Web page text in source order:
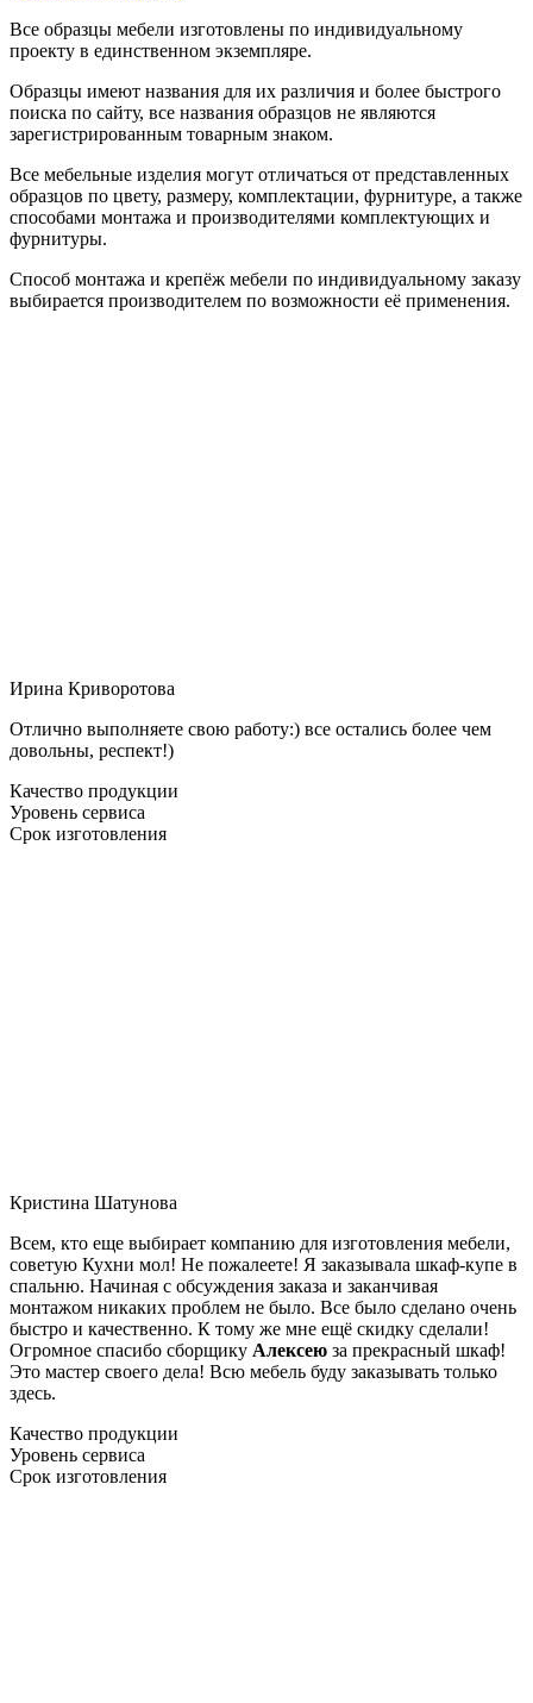
Все образцы мебели изготовлены по индивидуальному
проекту в единственном экземпляре.
Образцы имеют названия для их различия и более быстрого
поиска по сайту, все названия образцов не являются
зарегистрированным товарным знаком.
Все мебельные изделия могут отличаться от представленных
образцов по цвету, размеру, комплектации, фурнитуре, а также
способами монтажа и производителями комплектующих и
фурнитуры.
Способ монтажа и крепёж мебели по индивидуальному заказу
выбирается производителем по возможности её применения.
Ирина Криворотова
Отлично выполняете свою работу:) все остались более чем
довольны, респект!)
Качество продукции
Уровень сервиса
Срок изготовления
Кристина Шатунова
Всем, кто еще выбирает компанию для изготовления мебели,
советую Кухни мол! Не пожалеете! Я заказывала шкаф-купе в
спальню. Начиная с обсуждения заказа и заканчивая
монтажом никаких проблем не было. Все было сделано очень
быстро и качественно. К тому же мне ещё скидку сделали!
Огромное спасибо сборщику Алексею за прекрасный шкаф!
Это мастер своего дела! Всю мебель буду заказывать только
здесь.
Качество продукции
Уровень сервиса
Срок изготовления